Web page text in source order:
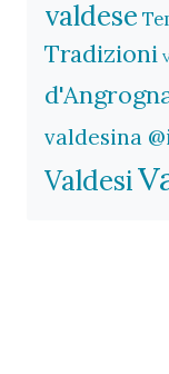
valdese
Tradizioni
valdesina
Valdesi